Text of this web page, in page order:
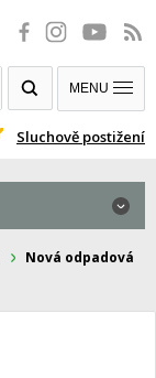
Sluchově postižení
MENU
Nová odpadová